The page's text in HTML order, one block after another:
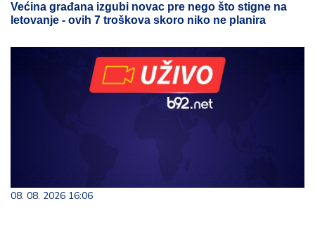
Većina građana izgubi novac pre nego što stigne na
letovanje - ovih 7 troškova skoro niko ne planira
08. 08. 2026 16:06